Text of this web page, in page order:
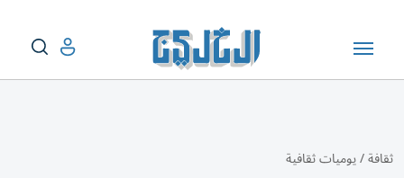
ثقافة/يوميات ثقافية